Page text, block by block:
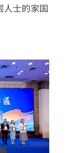
人士的家国